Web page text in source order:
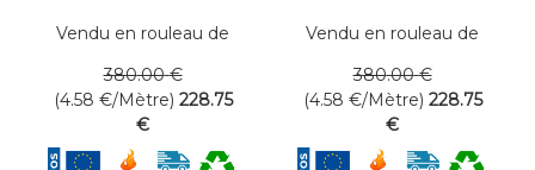
Vendu en rouleau de
380.00 €
(4.58 €/Mètre) 228.75
€
Vendu en rouleau de
380.00 €
(4.58 €/Mètre) 228.75
€